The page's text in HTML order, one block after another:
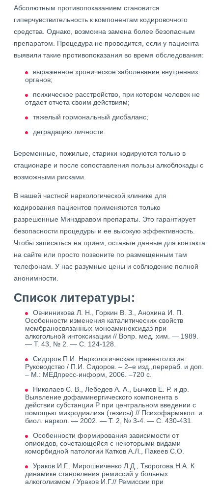
Абсолютным противопоказанием становится
гиперчувствительность к компонентам кодировочного
средства. Однако, возможна замена более безопасным
препаратом. Процедура не проводится, если у пациента
выявили такие противопоказания во время обследования:
выраженное хроническое заболевание внутренних
органов;
психическое расстройство, при котором человек не
отдает отчета своим действиям;
тяжелый гормональный дисбаланс;
деградацию личности.
Беременные, пожилые, старики кодируются только в
стационаре и после сопоставления пользы алкоблокады с
возможными рисками.
В нашей частной наркологической клинике для
кодирования пациентов применяются только
разрешенные Минздравом препараты. Это гарантирует
безопасности процедуры и ее высокую эффективность.
Чтобы записаться на прием, оставьте данные для контакта
на сайте или просто позвоните по размещенным там
телефонам. У нас разумные цены и соблюдение полной
анонимности.
Список литературы:
Овчинникова Л. Н., Горкин В. З., Анохина И. П.
Особенности изменения каталитических свойств
мембраносвязанных моноаминоксидаз при
алкогольной интоксикации // Вопр. мед. хим. — 1989.
— Т. 43, № 2. — С. 124-128.
Сидоров П.И. Наркологическая превентология:
Руководство / П.И. Сидоров. – 2–е изд.,перераб. и доп.
– М.: МЕДпресс-информ, 2006. –720 с.
Николаев С. В., Лебедев А. А., Бычков Е. Р. и др.
Выявление дофаминергического компонента в
действии субстанции Р при центральном введении с
помощью микродиализа (тезисы) // Психофармакол. и
биол. наркол. — 2002. — Т. 2, № 3-4. — С. 430-431.
Особенности формирования зависимости от
опиоидов, сочетающейся с некоторыми видами
коморбидной патологии Катков А.Л., Пакеев С.О.
Ураков И.Г., Мирошниченко Л.Д., Творогова Н.А. К
динамике становления ремиссий у больных
алкоголизмом / Ураков И.Г.// Ремиссии при